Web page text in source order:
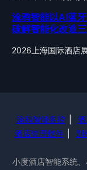
涂鸦智能以AI蓝
破解智能化改造
2026上海国际酒店
涂鸦智能客控
酒店管理软件
别
小度酒店智能系统